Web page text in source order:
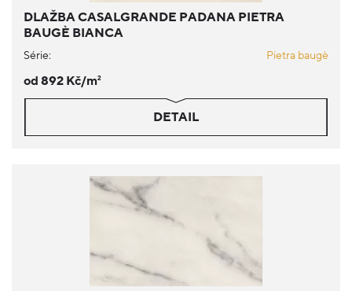
DLAŽBA CASALGRANDE PADANA PIETRA
BAUGÈ BIANCA
Série: Pietra baugè
od 892 Kč/m2
DETAIL